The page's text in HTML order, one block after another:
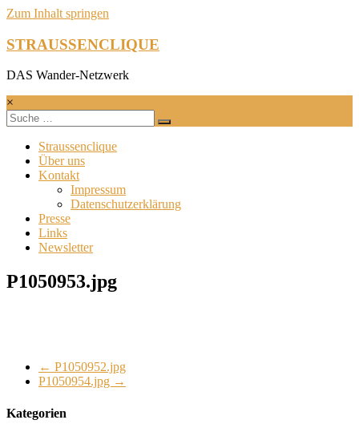
Zum Inhalt springen
STRAUSSENCLIQUE
DAS Wander-Netzwerk
×
Straussenclique
Über uns
Kontakt
Impressum
Datenschutzerklärung
Presse
Links
Newsletter
P1050953.jpg
← P1050952.jpg
P1050954.jpg →
Kategorien